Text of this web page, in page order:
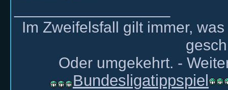
Im Zweifelsfall gilt immer,
Oder umgekehrt. -
Bundesligatippspiel